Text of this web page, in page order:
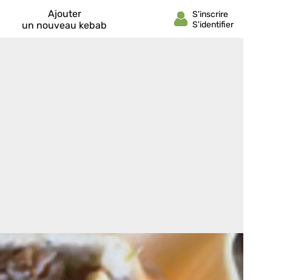
Ajouter
un nouveau kebab